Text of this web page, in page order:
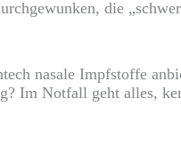
die
nasale Impfstoffe
Im Notfall geht alles,